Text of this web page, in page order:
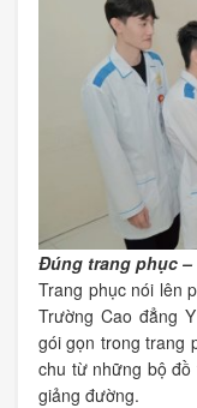
Đúng trang phục
Trang phục nói lên
Trường Cao đẳng
gói gọn trong trang
chu từ những bộ
giảng đường.